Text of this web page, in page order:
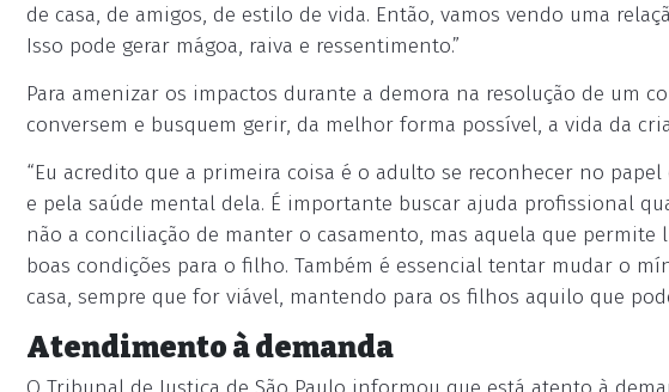
de casa, de amigos, de estilo de vida. Então, vamos vendo uma
Isso pode gerar mágoa, raiva e ressentimento.”
Para amenizar os impactos durante a demora na resolução de um
conversem e busquem gerir, da melhor forma possível, a vida da
“Eu acredito que a primeira coisa é o adulto se reconhecer no
e pela saúde mental dela. É importante buscar ajuda profissional
não a conciliação de manter o casamento, mas aquela que
boas condições para o filho. Também é essencial tentar mudar o
casa, sempre que for viável, mantendo para os filhos aquilo que
Atendimento à demanda